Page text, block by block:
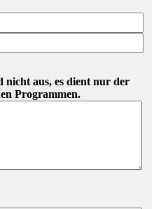
nicht aus, es dient nur der
Programmen.